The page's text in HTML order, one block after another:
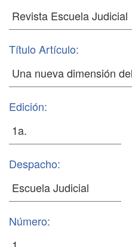
Título Artículo:
Edición:
Despacho:
Número: